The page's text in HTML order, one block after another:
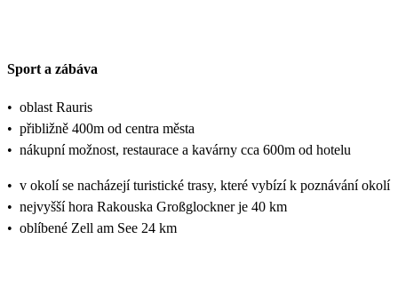
Sport a zábáva
• oblast Rauris
• přibližně 400m od centra města
• nákupní možnost, restaurace a kavárny cca 600m od hotelu
• v okolí se nacházejí turistické trasy, které vybízí k poznávání okolí
• nejvyšší hora Rakouska Großglockner je 40 km
• oblíbené Zell am See 24 km